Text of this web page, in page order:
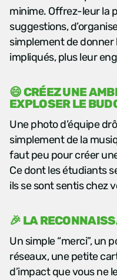
minime. Offrez-leur la
suggestions,
simplement de donner
impliqués, plus leur
😄 CRÉEZ UNE
EXPLOSER LE
Une photo d’équipe
simplement de la
faut peu pour créer
Ce dont les étudiants
ils se sont sentis chez
🎉 LA
Un simple “merci”, un
réseaux, une petite
d’impact que vous ne